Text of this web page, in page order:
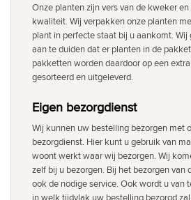
Onze planten zijn vers van de kweker
kwaliteit. Wij verpakken onze planten
plant in perfecte staat bij u aankomt.
aan te duiden dat er planten in de
pakketten worden daardoor op een
gesorteerd en uitgeleverd.
Eigen bezorgdienst
Wij kunnen uw bestelling bezorgen met
bezorgdienst. Hier kunt u gebruik van
woont werkt waar wij bezorgen. Wij
zelf bij u bezorgen. Bij het bezorgen van
ook de nodige service. Ook wordt u van
in welk tijdvlak uw bestelling bezorgd